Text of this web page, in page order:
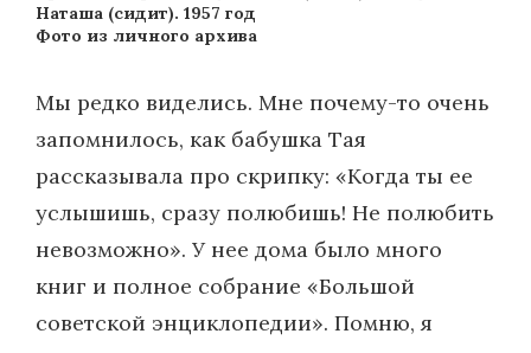
Наташа (сидит). 1957 год
Фото из личного архива
Мы редко виделись. Мне почему-то очень
запомнилось, как бабушка Тая
рассказывала про скрипку: «Когда ты ее
услышишь, сразу полюбишь! Не полюбить
невозможно». У нее дома было много
книг и полное собрание «Большой
советской энциклопедии». Помню, я